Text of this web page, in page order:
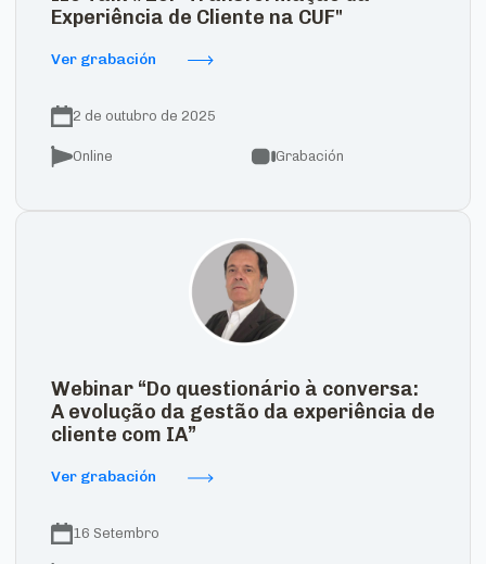
Experiência de Cliente na CUF"
Ver grabación
2 de outubro de 2025
Online Grabación
Webinar “Do questionário à conversa:
A evolução da gestão da experiência de
cliente com IA”
Ver grabación
16 Setembro